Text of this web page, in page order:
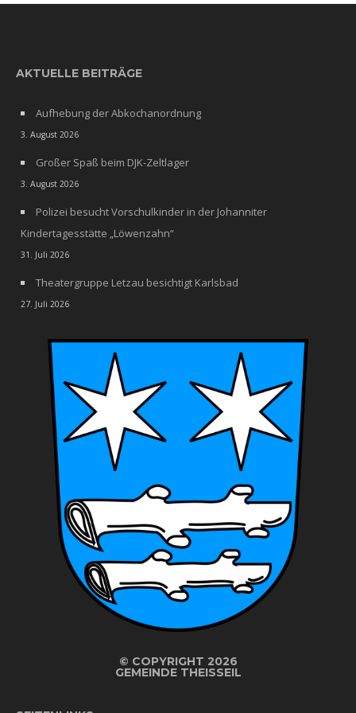
AKTUELLE BEITRÄGE
Aufhebung der Abkochanordnung
3. August 2026
Großer Spaß beim DJK-Zeltlager
3. August 2026
Polizei besucht Vorschulkinder in der Johanniter
Kindertagesstätte „Löwenzahn“
31. Juli 2026
Theatergruppe Letzau besichtigt Karlsbad
27. Juli 2026
© COPYRIGHT 2026
GEMEINDE THEISSEIL